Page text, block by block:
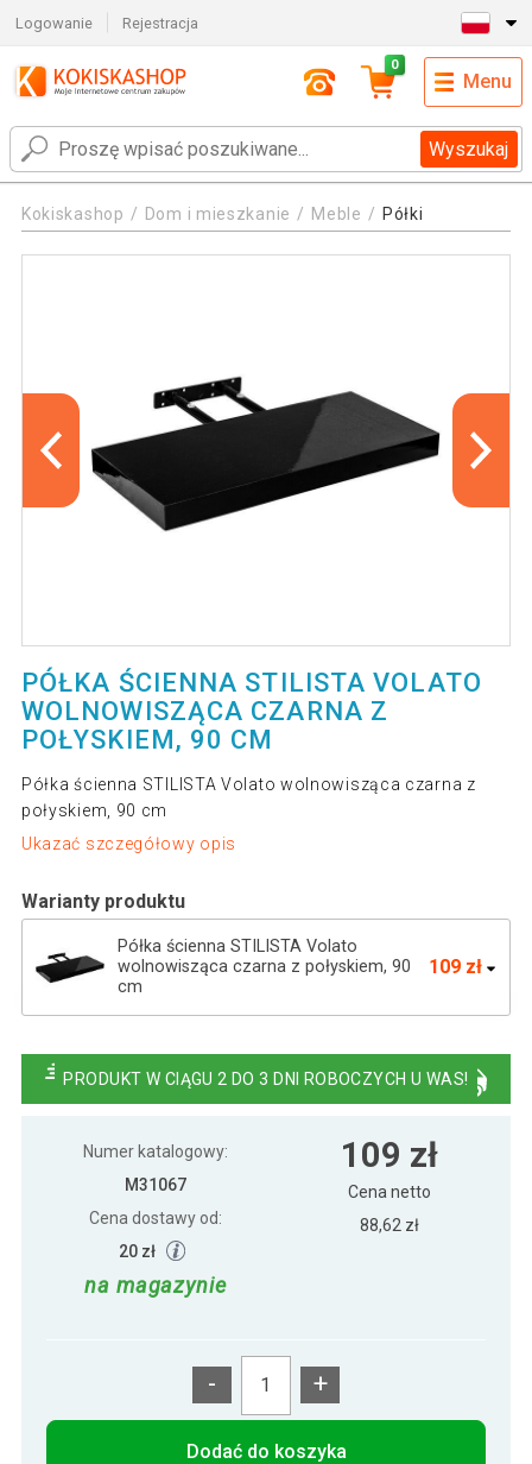
Logowanie Rejestracja
Wyszukaj
0
Menu
Kokiskashop Dom i mieszkanie Meble Półki
PÓŁKA ŚCIENNA STILISTA VOLATO
WOLNOWISZĄCA CZARNA Z
POŁYSKIEM, 90 CM
Półka ścienna STILISTA Volato wolnowisząca czarna z
połyskiem, 90 cm
Ukazać szczegółowy opis
Warianty produktu
Półka ścienna STILISTA Volato
wolnowisząca czarna z połyskiem, 90
cm
109 zł
błyszcząca czerń
połyskiem, 110 cm
Półka ścienna STILISTA Volato czarna z
połyskiem, 50 cm
Półka ścienna Stylist Volato, 100 cm,
112 zł
PRODUKT W CIĄGU 2 DO 3 DNI ROBOCZYCH U WAS!
Numer katalogowy:
M31067
Cena dostawy od:
20 zł
na magazynie
109 zł
Cena netto
88,62 zł
- +
Dodać do koszyka